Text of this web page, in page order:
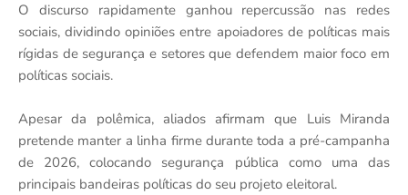
O discurso rapidamente ganhou repercussão nas redes
sociais, dividindo opiniões entre apoiadores de políticas mais
rígidas de segurança e setores que defendem maior foco em
políticas sociais.
Apesar da polêmica, aliados afirmam que Luis Miranda
pretende manter a linha firme durante toda a pré-campanha
de 2026, colocando segurança pública como uma das
principais bandeiras políticas do seu projeto eleitoral.